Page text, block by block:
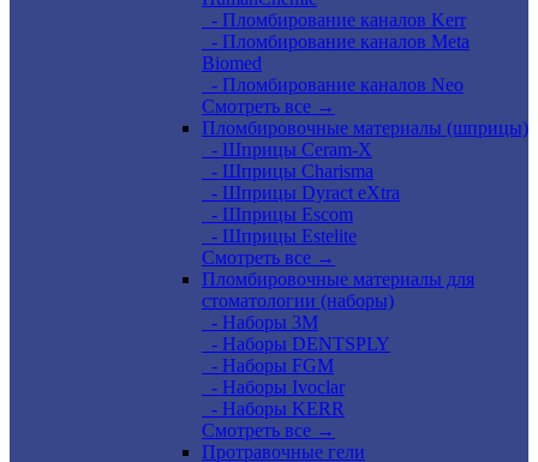
- Пломбирование каналов Kerr
- Пломбирование каналов Meta
Biomed
- Пломбирование каналов Neo
Смотреть все →
Пломбировочные материалы (шприцы)
- Шприцы Ceram-X
- Шприцы Charisma
- Шприцы Dyract eXtra
- Шприцы Escom
- Шприцы Estelite
Смотреть все →
Пломбировочные материалы для
стоматологии (наборы)
- Наборы 3М
- Наборы DENTSPLY
- Наборы FGM
- Наборы Ivoclar
- Наборы KERR
Смотреть все →
Протравочные гели